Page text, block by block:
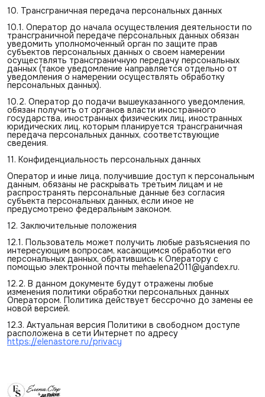
10. Трансграничная передача персональных данных
10.1. Оператор до начала осуществления деятельности по
трансграничной передаче персональных данных обязан
уведомить уполномоченный орган по защите прав
субъектов персональных данных о своем намерении
осуществлять трансграничную передачу персональных
данных (такое уведомление направляется отдельно от
уведомления о намерении осуществлять обработку
персональных данных).
10.2. Оператор до подачи вышеуказанного уведомления,
обязан получить от органов власти иностранного
государства, иностранных физических лиц, иностранных
юридических лиц, которым планируется трансграничная
передача персональных данных, соответствующие
сведения.
11. Конфиденциальность персональных данных
Оператор и иные лица, получившие доступ к персональным
данным, обязаны не раскрывать третьим лицам и не
распространять персональные данные без согласия
субъекта персональных данных, если иное не
предусмотрено федеральным законом.
12. Заключительные положения
12.1. Пользователь может получить любые разъяснения по
интересующим вопросам, касающимся обработки его
персональных данных, обратившись к Оператору с
помощью электронной почты mehaelena2011@yandex.ru.
12.2. В данном документе будут отражены любые
изменения политики обработки персональных данных
Оператором. Политика действует бессрочно до замены ее
новой версией.
12.3. Актуальная версия Политики в свободном доступе
расположена в сети Интернет по адресу
https://elenastore.ru/privacy